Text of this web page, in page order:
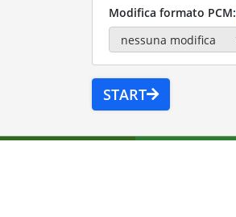
Modifica formato PCM:
START